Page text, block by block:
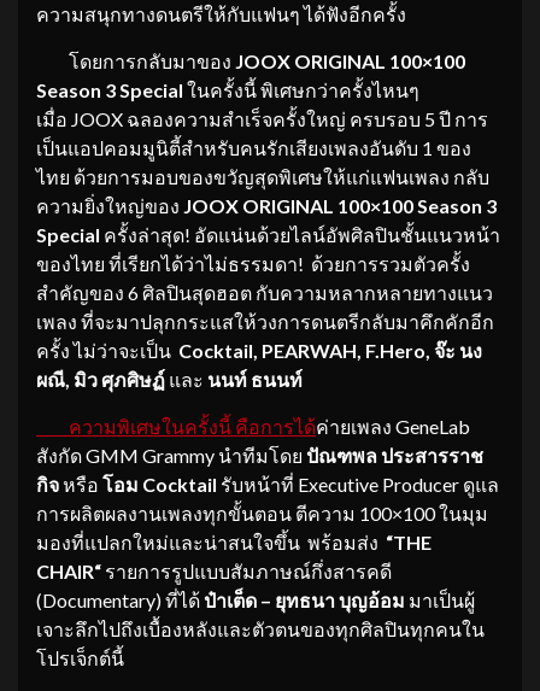
ความสนุกทางดนตรีให้กับแฟนๆ ได้ฟังอีกครั้ง
โดยการกลับมาของ JOOX ORIGINAL 100×100
Season 3 Special ในครั้งนี้ พิเศษกว่าครั้งไหนๆ
เมื่อ JOOX ฉลองความสำเร็จครั้งใหญ่ ครบรอบ 5 ปี การ
เป็นแอปคอมมูนิตี้สำหรับคนรักเสียงเพลงอันดับ 1 ของ
ไทย ด้วยการมอบของขวัญสุดพิเศษให้แก่แฟนเพลง กลับ
ความยิ่งใหญ่ของ JOOX ORIGINAL 100×100 Season 3
Special ครั้งล่าสุด! อัดแน่นด้วยไลน์อัพศิลปินชั้นแนวหน้า
ของไทย ที่เรียกได้ว่าไม่ธรรมดา! ด้วยการรวมตัวครั้ง
สำคัญของ 6 ศิลปินสุดฮอต กับความหลากหลายทางแนว
เพลง ที่จะมาปลุกกระแสให้วงการดนตรีกลับมาคึกคักอีก
ครั้ง ไม่ว่าจะเป็น Cocktail, PEARWAH, F.Hero, จ๊ะ นง
ผณี, มิว ศุภศิษฏ์ และ นนท์ ธนนท์
ความพิเศษในครั้งนี้ คือการได้ค่ายเพลง GeneLab
สังกัด GMM Grammy นำทีมโดย ปัณฑพล ประสารราช
กิจหรือ โอม Cocktail รับหน้าที่ Executive Producer ดูแล
การผลิตผลงานเพลงทุกขั้นตอน ตีความ 100×100 ในมุม
มองที่แปลกใหม่และน่าสนใจขึ้น พร้อมส่ง “THE
CHAIR“ รายการรูปแบบสัมภาษณ์กึ่งสารคดี
(Documentary) ที่ได้ ป๋าเต็ด – ยุทธนา บุญอ้อม มาเป็นผู้
เจาะลึกไปถึงเบื้องหลังและตัวตนของทุกศิลปินทุกคนใน
โปรเจ็กต์นี้